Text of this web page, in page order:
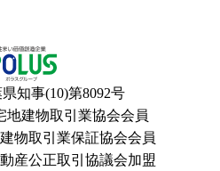
知事(10)第8092号
地建物取引業協会会員
物取引業保証協会会員
産公正取引協議会加盟